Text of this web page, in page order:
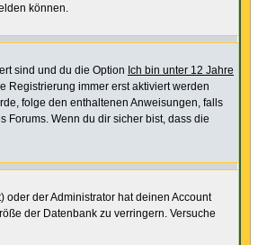
können.
sind und du die Option Ich bin unter 12 Jahre
Registrierung immer erst aktiviert werden
folge den enthaltenen Anweisungen, falls
Forums. Wenn du dir sicher bist, dass die
der Administrator hat deinen Account
der Datenbank zu verringern. Versuche